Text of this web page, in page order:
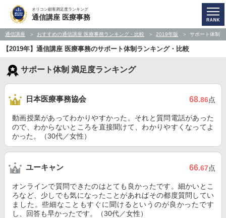
オリコン顧客満足度ランキング
通信講座 医療事務
通信講座 おすすめの通信講座 医療事務ランキング・比較 2019年版 サポート体制
【2019年】通信講座 医療事務のサポート体制ランキング・比較
サポート体制 満足度ランキング
日本医療事務協会 68.86点
動画授業があってわかりやすかった。それと質問電話があった
ので、わからないところを直接聞けて、わかりやすくなってよ
かった。（30代／女性）
ユーキャン 66.67点
オンラインで質問できたのはとても良かったです。細かいとこ
ろなど、少しでも気になったことがあればその都度質問してい
ました。些細なこともすぐに聞けるというのが良かったです
し、回答も早かったです。（30代／女性）